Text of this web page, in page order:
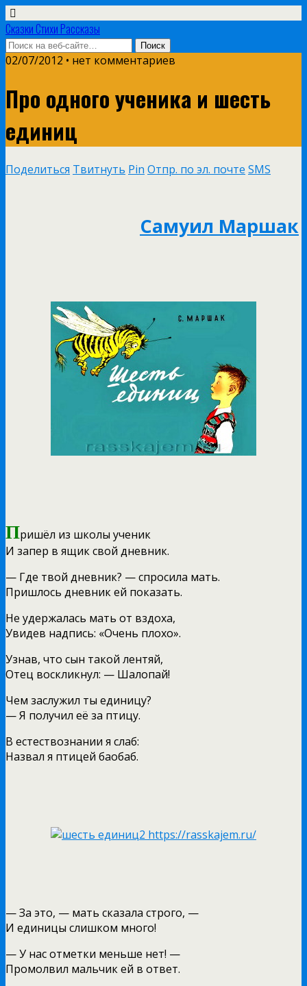
Сказки Стихи Рассказы
02/07/2012 • нет комментариев
Про одного ученика и шесть
единиц
Поделиться Твитнуть Pin Отпр. по эл. почте SMS
Самуил Маршак
Пришёл из школы ученик
И запер в ящик свой дневник.
— Где твой дневник? — спросила мать.
Пришлось дневник ей показать.
Не удержалась мать от вздоха,
Увидев надпись: «Очень плохо».
Узнав, что сын такой лентяй,
Отец воскликнул: — Шалопай!
Чем заслужил ты единицу?
— Я получил её за птицу.
В естествознании я слаб:
Назвал я птицей баобаб.
— За это, — мать сказала строго, —
И единицы слишком много!
— У нас отметки меньше нет! —
Промолвил мальчик ей в ответ.